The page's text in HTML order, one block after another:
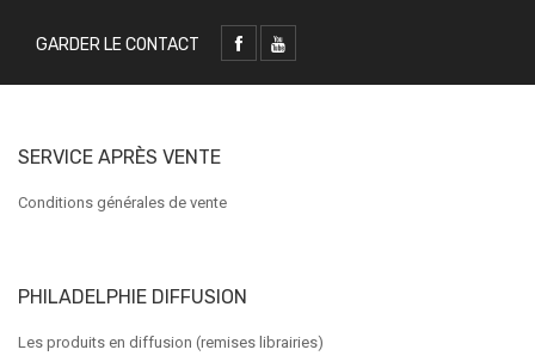
GARDER LE CONTACT
SERVICE APRÈS VENTE
Conditions générales de vente
PHILADELPHIE DIFFUSION
Les produits en diffusion (remises librairies)